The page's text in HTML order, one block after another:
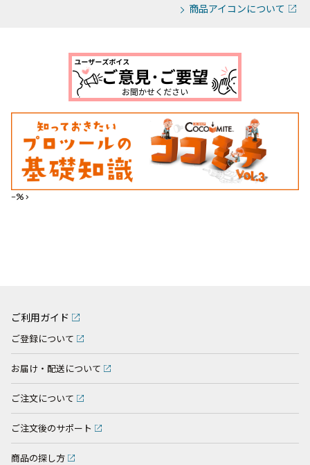
商品アイコンについて
--%>
ご利用ガイド
ご登録について
お届け・配送について
ご注文について
ご注文後のサポート
商品の探し方